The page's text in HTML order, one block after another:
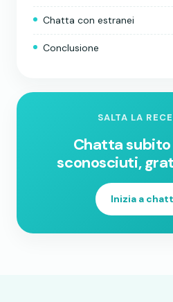
Chatta con estranei
Conclusione
SALTA LA
Chatta
sconosciuti,
Inizia a